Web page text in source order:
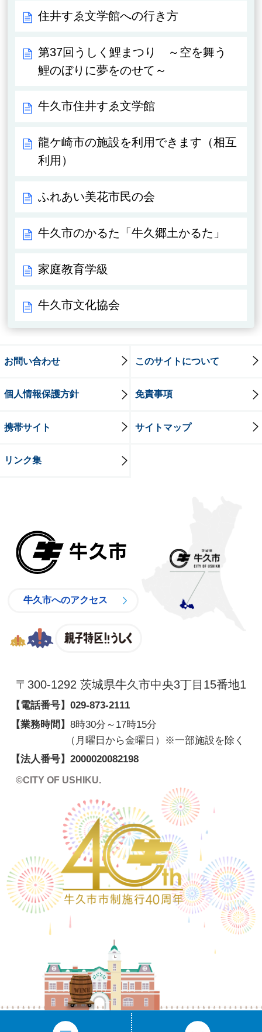
住井すゑ文学館への行き方
第37回うしく鯉まつり ～空を舞う
鯉のぼりに夢をのせて～
牛久市住井すゑ文学館
龍ケ崎市の施設を利用できます（相互
利用）
ふれあい美花市民の会
牛久市のかるた「牛久郷土かるた」
家庭教育学級
牛久市文化協会
お問い合わせ このサイトについて
個人情報保護方針 免責事項
携帯サイト サイトマップ
リンク集
牛久市へのアクセス
〒300-1292 茨城県牛久市中央3丁目15番地1
【電話番号】 029-873-2111
【業務時間】 8時30分～17時15分
（月曜日から金曜日）※一部施設を除く
【法人番号】 2000020082198
©CITY OF USHIKU.
ワイン樽